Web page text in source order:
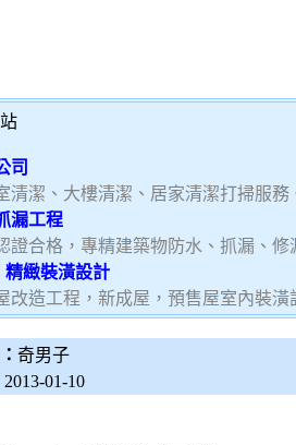
站
司
清潔、大樓清潔、居家清潔打掃服
漏工程
證合格，專精建築物防水、抓漏、
緻裝潢設計
改造工程，新成屋，預售屋室內裝
奇男子
2013-01-10